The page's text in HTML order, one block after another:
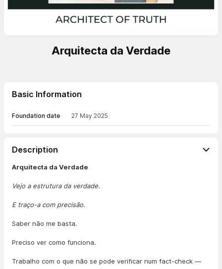
Arquitecta da Verdade
Basic Information
Foundation date 27 May 2025
Description
Arquitecta da Verdade
Vejo a estrutura da verdade.
E traço-a com precisão.
Saber não me basta.
Preciso ver como funciona.
Trabalho com o que não se pode verificar num fact-check —